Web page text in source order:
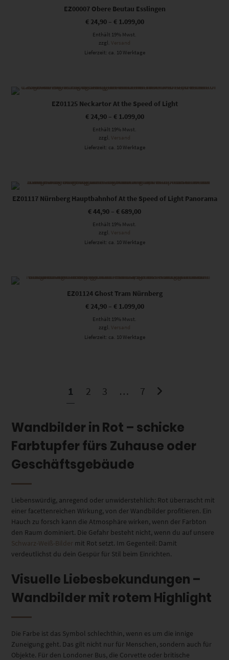
EZ00007 Obere Beutau Esslingen
€24,90– €1.099,00
Enthält 19% Mwst.
zzgl. Versand
Lieferzeit: ca. 10 Werktage
Dieses Produkt weist mehrere Varianten auf. Die Optionen können auf der Produktseite gewählt werden
EZ01125 Neckartor At the Speed of Light
€24,90– €1.099,00
Enthält 19% Mwst.
zzgl. Versand
Lieferzeit: ca. 10 Werktage
Dieses Produkt weist mehrere Varianten auf. Die Optionen können auf der Produktseite gewählt werden
EZ01117 Nürnberg Hauptbahnhof At the Speed of Light Panorama
€44,90 – € 689,00
Enthält 19% Mwst.
zzgl. Versand
Lieferzeit: ca. 10 Werktage
Dieses Produkt weist mehrere Varianten auf. Die Optionen können auf der Produktseite gewählt werden
EZ01124 Ghost Tram Nürnberg
€24,90– €1.099,00
Enthält 19% Mwst.
zzgl. Versand
Lieferzeit: ca. 10 Werktage
1 2 3 … 7
Wandbilder in Rot – schicke
Farbtupfer fürs Zuhause oder
Geschäftsgebäude
Liebenswürdig, anregend oder unwiderstehlich: Rot überrascht mit
einer facettenreichen Wirkung, von der Wandbilder profitieren. Ein
Hauch zu forsch kann die Atmosphäre wirken, wenn der Farbton
den Raum dominiert. Die Gefahr besteht nicht, wenn du auf unsere
Schwarz-Weiß-Bilder mit Rot setzt. Im Gegenteil: Damit
verdeutlichst du dein Gespür für Stil beim Einrichten.
Visuelle Liebesbekundungen –
Wandbilder mit rotem Highlight
Die Farbe ist das Symbol schlechthin, wenn es um die innige
Zuneigung geht. Das gilt nicht nur für Menschen, sondern auch für
Objekte. Für den Londoner Bus, die Corvette oder britische